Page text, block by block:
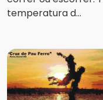
temperatura d...